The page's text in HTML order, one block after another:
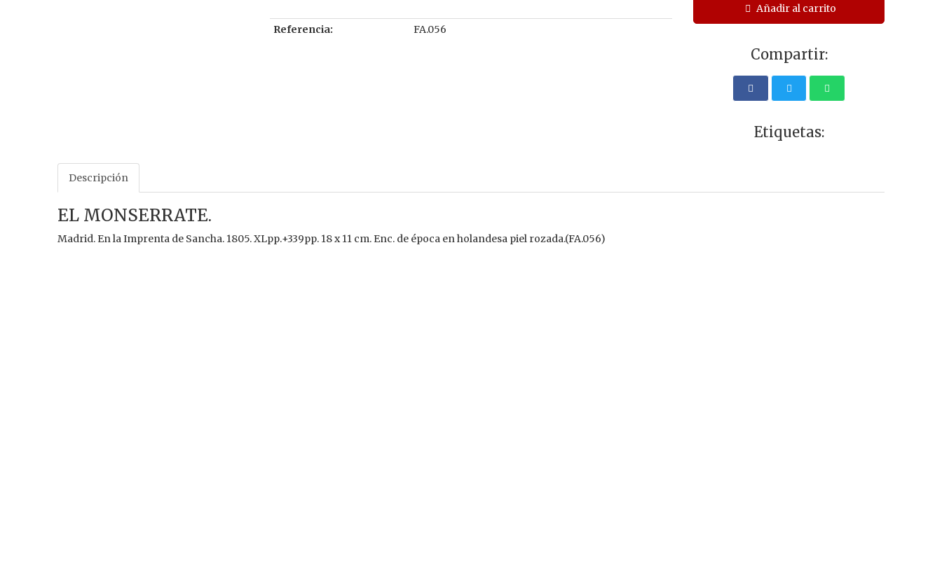
Referencia: FA.056
Añadir al carrito
Compartir:
Etiquetas:
Descripción
EL MONSERRATE.
Madrid. En la Imprenta de Sancha. 1805. XLpp.+339pp. 18 x 11 cm. Enc. de época en holandesa piel rozada.(FA.056)